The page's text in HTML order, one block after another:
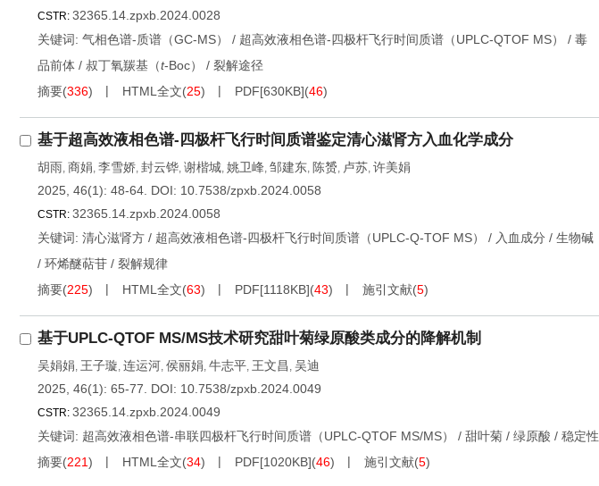
CSTR: 32365.14.zpxb.2024.0028
关键词: 气相色谱-质谱（GC-MS） / 超高效液相色谱-四极杆飞行时间质谱（UPLC-QTOF MS） / 毒
品前体 / 叔丁氧羰基（t-Boc） / 裂解途径
摘要(336) HTML全文(25) PDF[630KB](46)
基于超高效液相色谱-四极杆飞行时间质谱鉴定清心滋肾方入血化学成分
胡雨, 商娟, 李雪娇, 封云铧, 谢楷城, 姚卫峰, 邹建东, 陈赟, 卢苏, 许美娟
2025, 46(1): 48-64. DOI: 10.7538/zpxb.2024.0058
CSTR: 32365.14.zpxb.2024.0058
关键词: 清心滋肾方 / 超高效液相色谱-四极杆飞行时间质谱（UPLC-Q-TOF MS） / 入血成分 / 生物碱
/ 环烯醚萜苷 / 裂解规律
摘要(225) HTML全文(63) PDF[1118KB](43) 施引文献(5)
基于UPLC-QTOF MS/MS技术研究甜叶菊绿原酸类成分的降解机制
吴娟娟, 王子璇, 连运河, 侯丽娟, 牛志平, 王文昌 , 吴迪
2025, 46(1): 65-77.
DOI: 10.7538/zpxb.2024.0049
CSTR: 32365.14.zpxb.2024.0049
关键词: 超高效液相色谱-串联四极杆飞行时间质谱（UPLC-QTOF MS/MS） / 甜叶菊 / 绿原酸 / 稳定性
摘要(221) HTML全文(34) PDF[1020KB](46) 施引文献(5)